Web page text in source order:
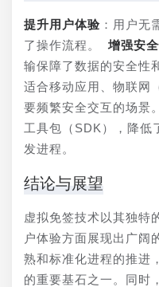
提升用户体验 ：用户无
了操作流程。 增强安
输保障了数据的安全性
适合移动应用、物联网
要频繁安全交互的场景
工具包（SDK），降低
发进程。
结论与展望
虚拟免签技术以其独特
户体验方面展现出广阔
熟和标准化进程的推进
的重要基石之一。同时